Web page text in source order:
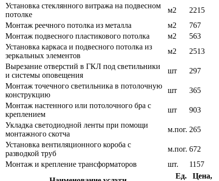
Установка стеклянного витража на подвесном
потолке
м2
2215
Монтаж реечного потолка из металла
м2
767
Монтаж подвесного пластикового потолка
м2
563
Установка каркаса и подвесного потолка из
зеркальных элементов
м2
2513
Вырезание отверстий в ГКЛ под светильники
и системы оповещения
шт
297
Монтаж точечного светильника в потолочную
конструкцию
шт
365
Монтаж настенного или потолочного бра с
креплением
шт
903
Укладка светодиодной ленты при помощи
монтажного скотча
м.пог. 265
Установка вентиляционного короба с
разводкой труб
м.пог. 672
Монтаж и крепление трансформаторов
шт.
1157
Ед.
Цена,